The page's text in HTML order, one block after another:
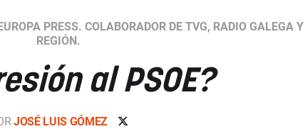
PRESS. COLABORADOR DE TVG, RADIO GALEGA
REGIÓN.
al PSOE?
JOSÉ LUIS GÓMEZ